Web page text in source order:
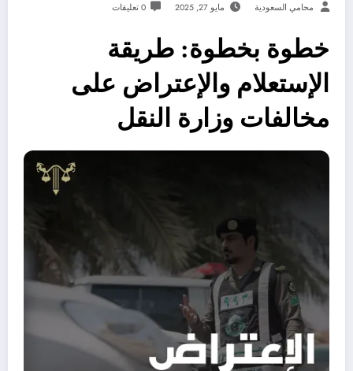
محامي السعودية مايو 27, 2025 0 تعليقات
خطوة بخطوة: طريقة
الإستعلام والإعتراض على
مخالفات وزارة النقل